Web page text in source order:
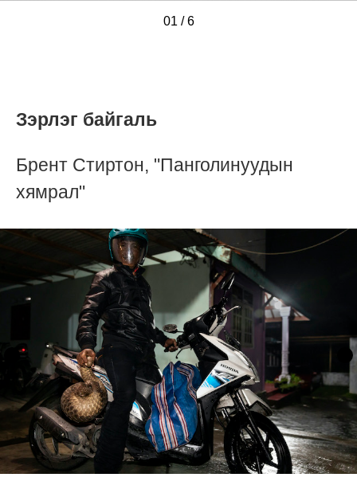
01 / 6
/////
Зэрлэг байгаль
Брент Стиртон, "Панголинуудын
хямрал"